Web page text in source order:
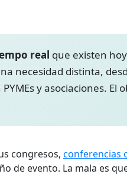
real que existen
necesidad distinta,
y asociaciones. El
congresos, conferencias
de evento. La mala es